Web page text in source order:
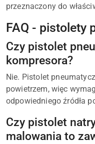
przeznaczony do
FAQ - pistolety
Czy pistolet
kompresora?
Nie. Pistolet
powietrzem, więc
odpowiedniego źródła
Czy pistolet
malowania to